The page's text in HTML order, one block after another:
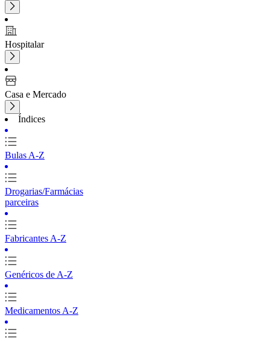
Hospitalar
Casa e Mercado
Índices
Bulas A-Z
Drogarias/Farmácias
parceiras
Fabricantes A-Z
Genéricos de A-Z
Medicamentos A-Z